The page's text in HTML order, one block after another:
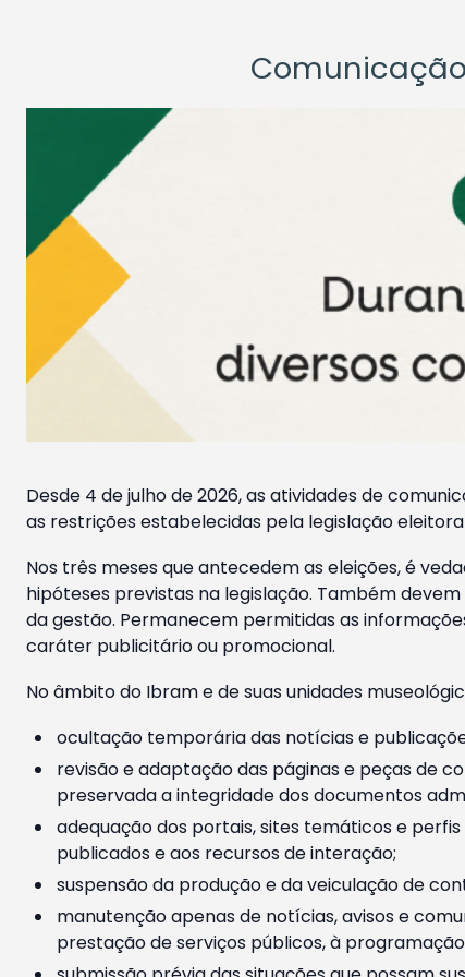
Desde 4 de julho de 2026, as atividades de
as restrições estabelecidas pela legislação
Nos três meses que antecedem as eleições, é
hipóteses previstas na legislação. Também
da gestão. Permanecem permitidas as
caráter publicitário ou promocional.
No âmbito do Ibram e de suas unidades
ocultação temporária das notícias e
revisão e adaptação das páginas e peças de
preservada a integridade dos documentos
adequação dos portais, sites temáticos e
publicados e aos recursos de interação;
suspensão da produção e da veiculação de
manutenção apenas de notícias, avisos e
prestação de serviços públicos, à